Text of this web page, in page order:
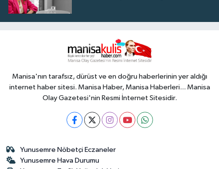
Manisa'nın tarafsız, dürüst ve en doğru haberlerinin yer aldığı
internet haber sitesi. Manisa Haber, Manisa Haberleri... Manisa
Olay Gazetesi'nin Resmi İnternet Sitesidir.
Yunusemre Nöbetçi Eczaneler
Yunusemre Hava Durumu